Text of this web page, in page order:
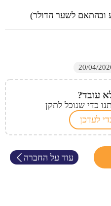
ובהתאם לשער הדולר)
עובד?
כדי שנוכל לתקן
לעדכן
עוד על החברה